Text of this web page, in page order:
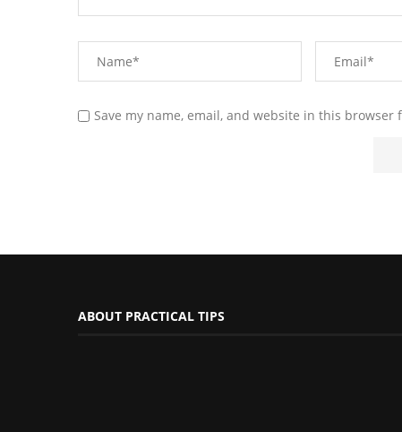
Save my name, email, and website in this
ABOUT PRACTICAL TIPS